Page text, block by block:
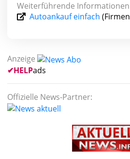
Weiterführende
Autoankauf einfach
Anzeige
✔HELPads
Offizielle News-Partner: